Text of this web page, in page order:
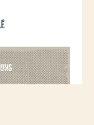
Ce
produit
a